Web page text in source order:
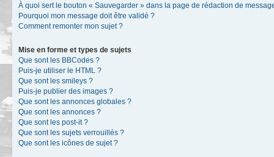
À quoi sert le bouton « Sauvegarder » dans la page de rédaction de
Pourquoi mon message doit être validé ?
Comment remonter mon sujet ?
Mise en forme et types de sujets
Que sont les BBCodes ?
Puis-je utiliser le HTML ?
Que sont les smileys ?
Puis-je publier des images ?
Que sont les annonces globales ?
Que sont les annonces ?
Que sont les post-it ?
Que sont les sujets verrouillés ?
Que sont les icônes de sujet ?